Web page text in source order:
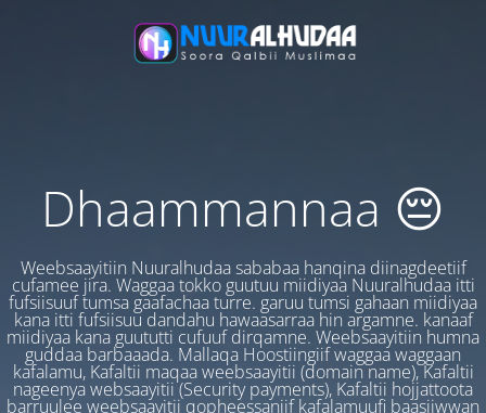
Dhaammannaa 😔
Weebsaayitiin Nuuralhudaa sababaa hanqina diinagdeetiif
cufamee jira. Waggaa tokko guutuu miidiyaa Nuuralhudaa itti
fufsiisuuf tumsa gaafachaa turre. garuu tumsi gahaan miidiyaa
kana itti fufsiisuu dandahu hawaasarraa hin argamne. kanaaf
miidiyaa kana guututti cufuuf dirqamne. Weebsaayitiin humna
guddaa barbaaada. Mallaqa Hoostiingiif waggaa waggaan
kafalamu, Kafaltii maqaa weebsaayitii (domain name), Kafaltii
nageenya websaayitii (Security payments), Kafaltii hojjattoota
barruulee weebsaayitii qopheessaniif kafalamuufi baasiiwwan